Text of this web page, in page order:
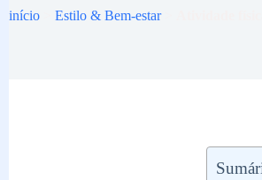
início Estilo & Bem-estar>